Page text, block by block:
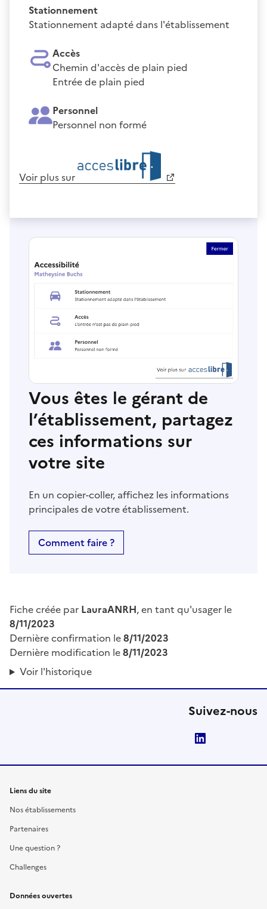
Stationnement
Stationnement adapté dans l'établissement
Accès
Chemin d'accès de plain pied
Entrée de plain pied
Personnel
Personnel non formé
Voir plus sur
Vous êtes le gérant de
l’établissement, partagez
ces informations sur
votre site
En un copier-coller, affichez les informations
principales de votre établissement.
Comment faire ?
Fiche créée par LauraANRH, en tant qu'usager le
8/11/2023
Dernière confirmation le8/11/2023
Dernière modification le8/11/2023
Voir l'historique
Suivez-nous
Liens du site
Nos établissements
Partenaires
Une question ?
Challenges
Données ouvertes